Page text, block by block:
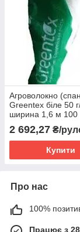
Агроволокно
Greentex біле 50
ширина 1,6 м 100
2 692,27 ₴/
Купити
Про нас
100%
Працює з